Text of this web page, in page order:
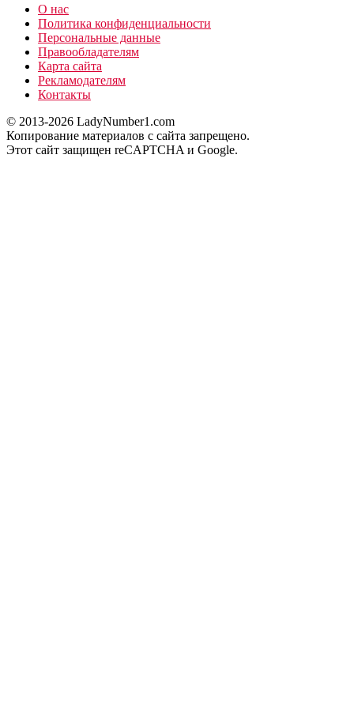
О нас
Политика конфиденциальности
Персональные данные
Правообладателям
Карта сайта
Рекламодателям
Контакты
© 2013-2026 LadyNumber1.com
Копирование материалов c сайта запрещено.
Этот сайт защищен reCAPTCHA и Google.